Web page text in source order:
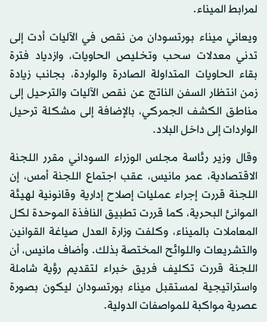
لمرابط الميناء.
ويعاني ميناء بورتسودان من نقص في الآليات أدت إلى
تدني معدلات سحب وتخليص الحاويات، وازدياد فترة
بقاء الحاويات المتداولة الصادرة والواردة، بجانب زيادة
زمن انتظار السفن الناتج عن نقص الآليات والترحيل إلى
مناطق الكشف الجمركي، بالإضافة إلى مشكلة ترحيل
الواردات إلى داخل البلاد.
وقال وزير رئاسة مجلس الوزراء السوداني مقرر اللجنة
الاقتصادية، عمر مانيس، عقب اجتماع اللجنة أمس، إن
اللجنة قررت إجراء عمليات إصلاح إدارية وقانونية لهيئة
الموانئ البحرية، كما قررت تطبيق النافذة الموحدة لكل
المعاملات بالميناء، وكلفت وزارة العدل صياغة القوانين
والتشريعات واللوائح المختصة بذلك. وأضاف مانيس، أن
اللجنة قررت تكليف فريق خبراء لتقديم رؤية شاملة
واستراتيجية لمستقبل ميناء بورتسودان ليكون بصورة
عصرية مواكبة للمواصفات الدولية.